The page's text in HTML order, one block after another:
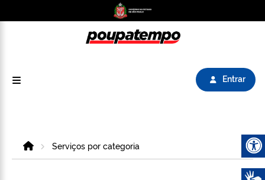
Entrar
HomeServiços por categoria